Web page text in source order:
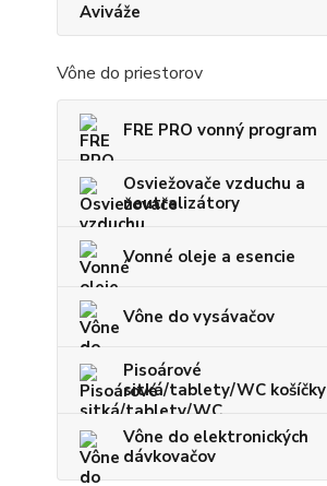
Aviváže
Vône do priestorov
FRE PRO vonný program
Osviežovače vzduchu a
neutralizátory
Vonné oleje a esencie
Vône do vysávačov
Pisoárové
sitká/tablety/WC košíčky
Vône do elektronických
dávkovačov